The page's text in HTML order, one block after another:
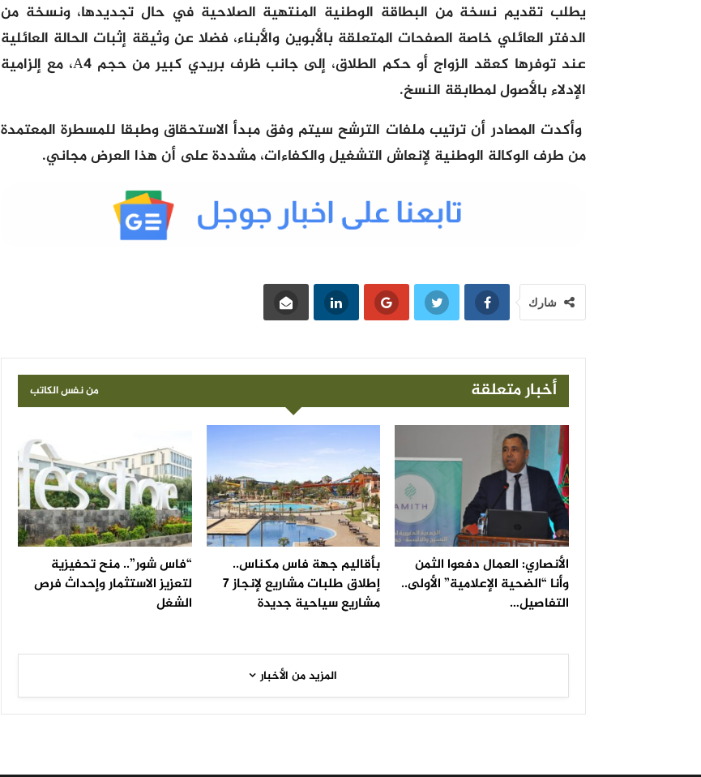
يطلب تقديم نسخة من البطاقة الوطنية المنتهية الصلاحية في حال تجديدها، ونسخة من
الدفتر العائلي خاصة الصفحات المتعلقة بالأبوين والأبناء، فضلا عن وثيقة إثبات الحالة العائلية
عند توفرها كعقد الزواج أو حكم الطلاق، إلى جانب ظرف بريدي كبير من حجم A4، مع إلزامية
الإدلاء بالأصول لمطابقة النسخ.
وأكدت المصادر أن ترتيب ملفات الترشح سيتم وفق مبدأ الاستحقاق وطبقا للمسطرة المعتمدة
من طرف الوكالة الوطنية لإنعاش التشغيل والكفاءات، مشددة على أن هذا العرض مجاني.
شارك
أخبار متعلقة من نفس الكاتب
الأنصاري: العمال دفعوا الثمن
وأنا “الضحية الإعلامية” الأولى..
التفاصيل…
بأقاليم جهة فاس مكناس..
إطلاق طلبات مشاريع لإنجاز 7
مشاريع سياحية جديدة
“فاس شور”.. منح تحفيزية
لتعزيز الاستثمار وإحداث فرص
الشغل
المزيد من الأخبار